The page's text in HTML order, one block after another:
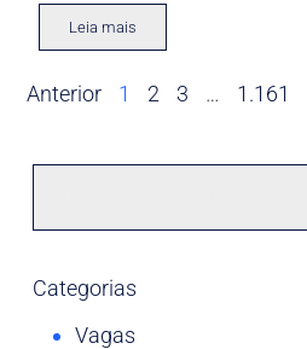
Leia mais
Anterior 1 2 3 … 1.161
Categorias
Vagas